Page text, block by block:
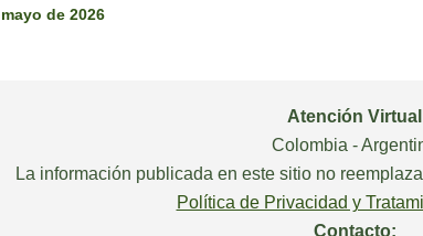
mayo de 2026
Atención Virtual
Colombia -
La información publicada en este sitio no
Política de Privacidad y
Contacto: